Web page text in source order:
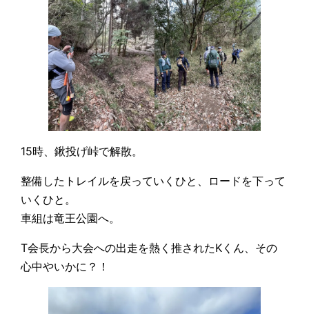
15時、鍬投げ峠で解散。
整備したトレイルを戻っていくひと、ロードを下って
いくひと。
車組は竜王公園へ。
T会長から大会への出走を熱く推されたKくん、その
心中やいかに？！